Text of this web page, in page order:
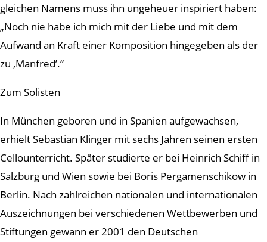
gleichen Namens muss ihn ungeheuer inspiriert haben:
„Noch nie habe ich mich mit der Liebe und mit dem
Aufwand an Kraft einer Komposition hingegeben als der
zu ‚Manfred’.“
Zum Solisten
In München geboren und in Spanien aufgewachsen,
erhielt Sebastian Klinger mit sechs Jahren seinen ersten
Cellounterricht. Später studierte er bei Heinrich Schiff in
Salzburg und Wien sowie bei Boris Pergamenschikow in
Berlin. Nach zahlreichen nationalen und internationalen
Auszeichnungen bei verschiedenen Wettbewerben und
Stiftungen gewann er 2001 den Deutschen